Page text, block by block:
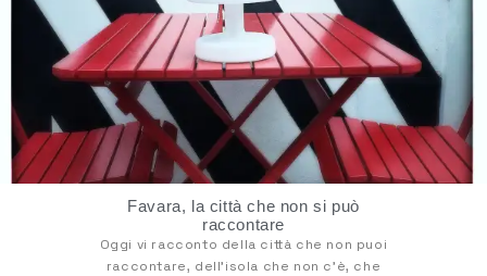
Favara, la città che non si può
raccontare
Oggi vi racconto della città che non puoi
raccontare, dell’isola che non c’è, che